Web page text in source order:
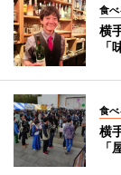
食べ
横
「
食べ
横
「